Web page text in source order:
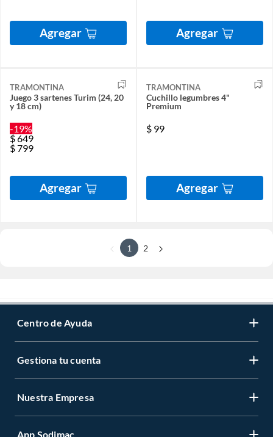
Agregar Agregar
TRAMONTINA
Juego 3 sartenes Turim (24, 20
y 18 cm)
-19%
$649
$799
Agregar
TRAMONTINA
Cuchillo legumbres 4"
Premium
$ 99
Agregar
1 2
Centro de Ayuda
Gestiona tu cuenta
Nuestra Empresa
App Sodimac